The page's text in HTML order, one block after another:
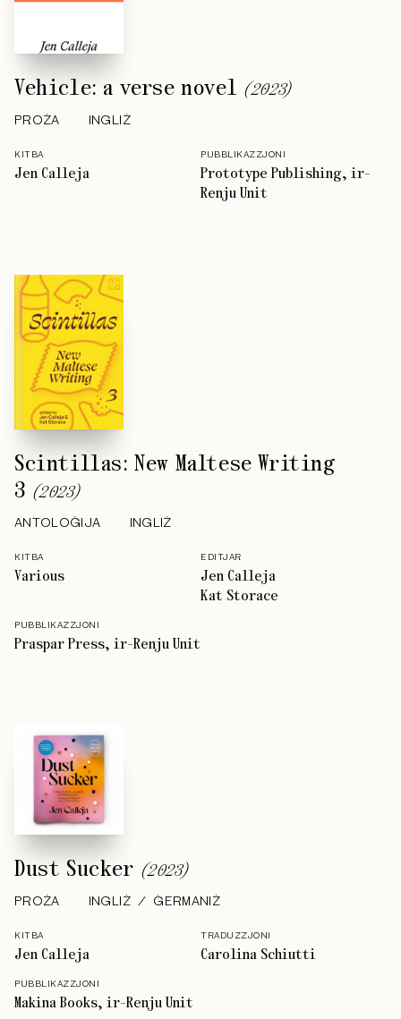
Vehicle: a verse novel (2023)
PROŻA INGLIŻ
KITBA
Jen Calleja
PUBBLIKAZZJONI
Prototype Publishing, ir-
Renju Unit
Scintillas: New Maltese Writing
3 (2023)
ANTOLOĠIJA INGLIŻ
KITBA
Various
EDITJAR
Jen Calleja
Kat Storace
PUBBLIKAZZJONI
Praspar Press, ir-Renju Unit
Dust Sucker (2023)
PROŻA INGLIŻ ĠERMANIŻ
KITBA
Jen Calleja
TRADUZZJONI
Carolina Schiutti
PUBBLIKAZZJONI
Makina Books, ir-Renju Unit